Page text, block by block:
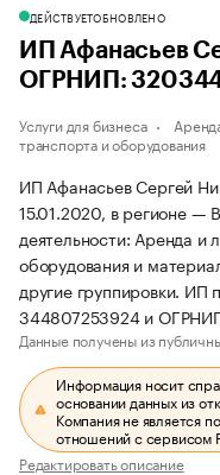
ДЕЙСТВУЕТОБНОВЛЕНО
ИП Афанасьев
ОГРНИП:
Услуги для бизнеса
транспорта и оборудования
ИП Афанасьев Сергей
15.01.2020, в регионе —
деятельности: Аренда и
оборудования и
другие группировки.
344807253924 и
Данные получены из
Информация носит
основании данных из
Компания не является
отношений с сервисом
Редактировать описание